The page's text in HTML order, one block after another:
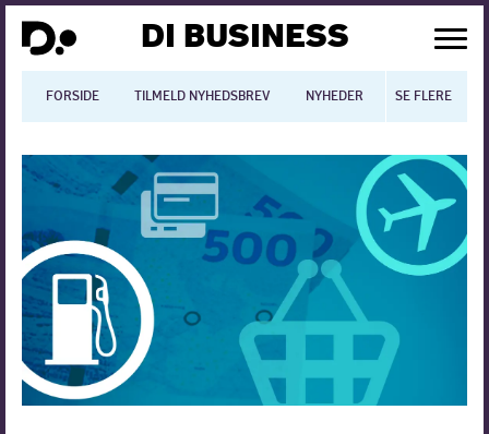
DI BUSINESS
FORSIDE TILMELD NYHEDSBREV NYHEDER BLOGS
SE FLERE
Dansk økonomi
Digitalisering
International økonomi
Arbejdsmiljø
Arbejdsmarkedet